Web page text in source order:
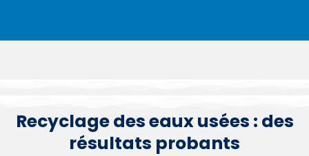
Recyclage des eaux usées : des
résultats probants